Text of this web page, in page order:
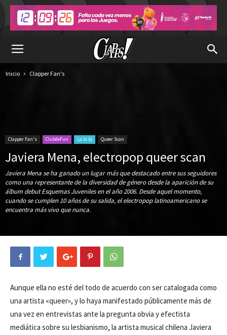
Inicio Clapper Fan's
Clapper Fan's ClubdeFun La la la Queer Scan
Javiera Mena, electropop queer scan
Javiera Mena se ha ganado un lugar más que destacado entre sus seguidores
como una representante de la diversidad de género desde la aparición de su
álbum debut Esquemas Juveniles en el año 2006. Desde aquel momento,
cuando se cumplen 10 años de su salida, el electropop latinoamericano se
encuentra más vivo que nunca.
Aunque ella no esté del todo de acuerdo con ser catalogada como
una artista «queer», y lo haya manifestado públicamente más de
una vez en entrevistas ante la pregunta obvia y efectista
mediática sobre su lesbianismo, la artista musical chilena Javiera